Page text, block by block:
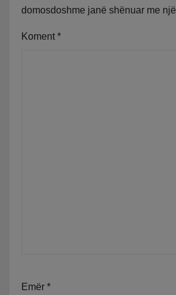
domosdoshme janë shënuar me një
Koment *
Emër *